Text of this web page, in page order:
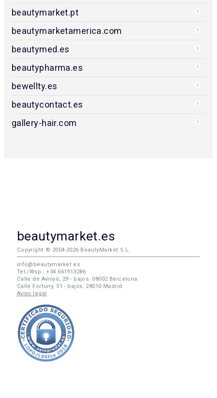
beautymarket.pt
beautymarketamerica.com
beautymed.es
beautypharma.es
bewellty.es
beautycontact.es
gallery-hair.com
beautymarket.es
Copyright © 2004-2026 BeautyMarket S.L.
info@beautymarket.es
Tel./Wsp.: +34 661913286
Calle de Avinyó, 29 - bajos. 08002 Barcelona
Calle Fortuny, 51 - bajos. 28010 Madrid
Aviso legal